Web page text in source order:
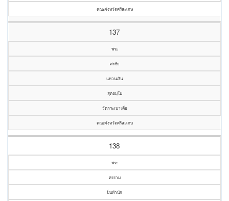
คณะจังหวัดศรีสะเกษ
137
พระ
ศรชัย
แหวนเงิน
สุตธมฺโม
วัดกระเบาเดื่อ
คณะจังหวัดศรีสะเกษ
138
พระ
ศรราม
ปิ่นทำนัก